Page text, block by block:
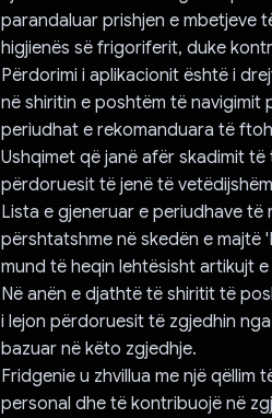
parandaluar prishjen e mbetjeve
higjienës së frigoriferit, duke
Përdorimi i aplikacionit është i
në shiritin e poshtëm të navigimit
periudhat e rekomanduara të
Ushqimet që janë afër skadimit
përdoruesit të jenë të
Lista e gjeneruar e periudhave
përshtatshme në skedën e majtë
mund të heqin lehtësisht artikujt
Në anën e djathtë të shiritit të
i lejon përdoruesit të zgjedhin
bazuar në këto zgjedhje.
Fridgenie u zhvillua me një qëllim
personal dhe të kontribuojë në